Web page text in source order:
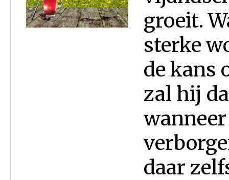
groeit.
sterke
de kans
zal hij
daar